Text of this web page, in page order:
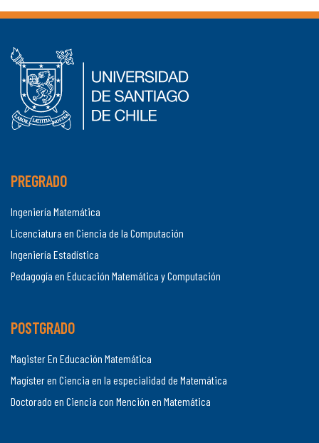
PREGRADO
Ingeniería Matemática
Licenciatura en Ciencia de la Computación
Ingeniería Estadística
Pedagogía en Educación Matemática y Computación
POSTGRADO
Magister En Educación Matemática
Magíster en Ciencia en la especialidad de Matemática
Doctorado en Ciencia con Mención en Matemática